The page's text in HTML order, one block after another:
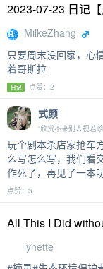
2023-07-23 日记
MilkeZhang
只要周末没回家，心
着哥斯拉
日记 点赞：2
式颜
“欣赏不来别人视若
玩个剧本杀店家抢车
么写怎么写，我们看
作死了，再见了一本
点赞：3
All This I Did
lynette